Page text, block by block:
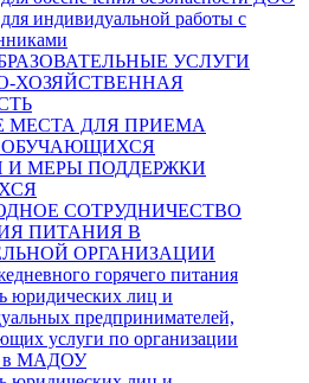
индивидуальной работы с
УСЛУГИ
ХОЗЯЙСТВЕННАЯ
МЕСТА ДЛЯ ПРИЕМА
ОБУЧАЮЩИХСЯ
И МЕРЫ ПОДДЕРЖКИ
СОТРУДНИЧЕСТВО
ПИТАНИЯ В
ОРГАНИЗАЦИИ
горячего питания
юридических лиц и
предпринимателей,
услуги по организации
в МАДОУ